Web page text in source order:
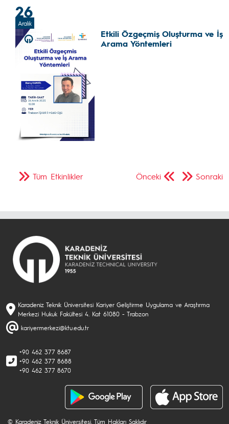
26
Aralık
Etkili Özgeçmiş Oluşturma ve İş
Arama Yöntemleri
Önceki Sonraki
Tüm Etkinlikler
Karadeniz Teknik Üniversitesi Kariyer Geliştirme Uygulama ve Araştırma
Merkezi Hukuk Fakültesi 4. Kat 61080 - Trabzon
kariyermerkezi@ktu.edu.tr
+90 462 377 8687
+90 462 377 8688
+90 462 377 8670
© Karadeniz Teknik Üniversitesi. Tüm Hakları Saklıdır